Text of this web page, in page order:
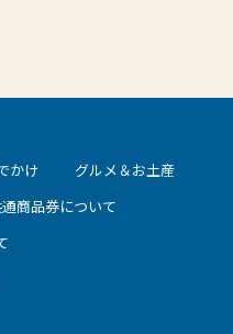
かけ グルメ＆お土産
商品券について